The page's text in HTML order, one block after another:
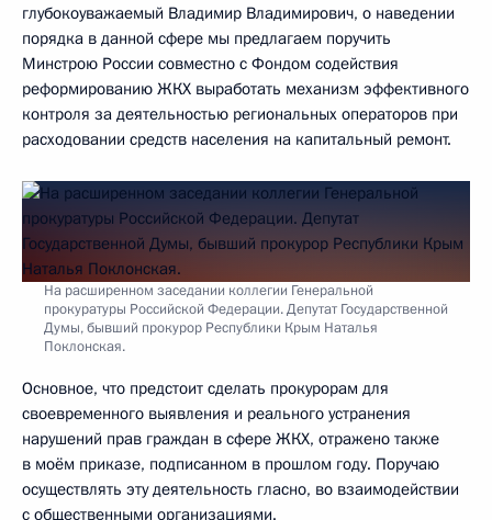
глубокоуважаемый Владимир Владимирович, о наведении
порядка в данной сфере мы предлагаем поручить
Минстрою России совместно с Фондом содействия
реформированию ЖКХ выработать механизм эффективного
контроля за деятельностью региональных операторов при
расходовании средств населения на капитальный ремонт.
На расширенном заседании коллегии Генеральной
прокуратуры Российской Федерации. Депутат Государственной
Думы, бывший прокурор Республики Крым Наталья
Поклонская.
Основное, что предстоит сделать прокурорам для
своевременного выявления и реального устранения
нарушений прав граждан в сфере ЖКХ, отражено также
в моём приказе, подписанном в прошлом году. Поручаю
осуществлять эту деятельность гласно, во взаимодействии
с общественными организациями.